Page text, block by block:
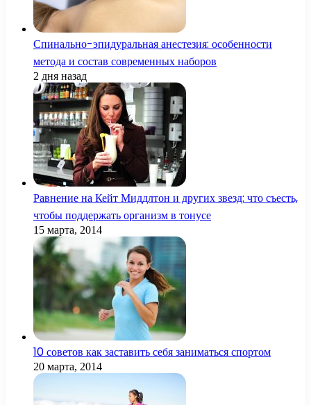
Спинально-эпидуральная анестезия: особенности
метода и состав современных наборов
2 дня назад
Равнение на Кейт Миддлтон и других звезд: что съесть,
чтобы поддержать организм в тонусе
15 марта, 2014
10 советов как заставить себя заниматься спортом
20 марта, 2014